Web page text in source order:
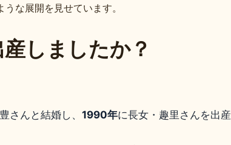
な展開を見せています。
しましたか？
さんと結婚し、 1990年に長女・趣里さんを出産